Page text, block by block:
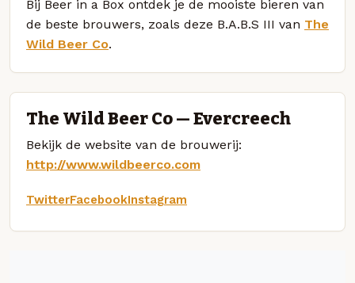
Bij Beer in a Box ontdek je de mooiste bieren van
de beste brouwers, zoals deze B.A.B.S III van The
Wild Beer Co.
The Wild Beer Co — Evercreech
Bekijk de website van de brouwerij:
http://www.wildbeerco.com
TwitterFacebookInstagram